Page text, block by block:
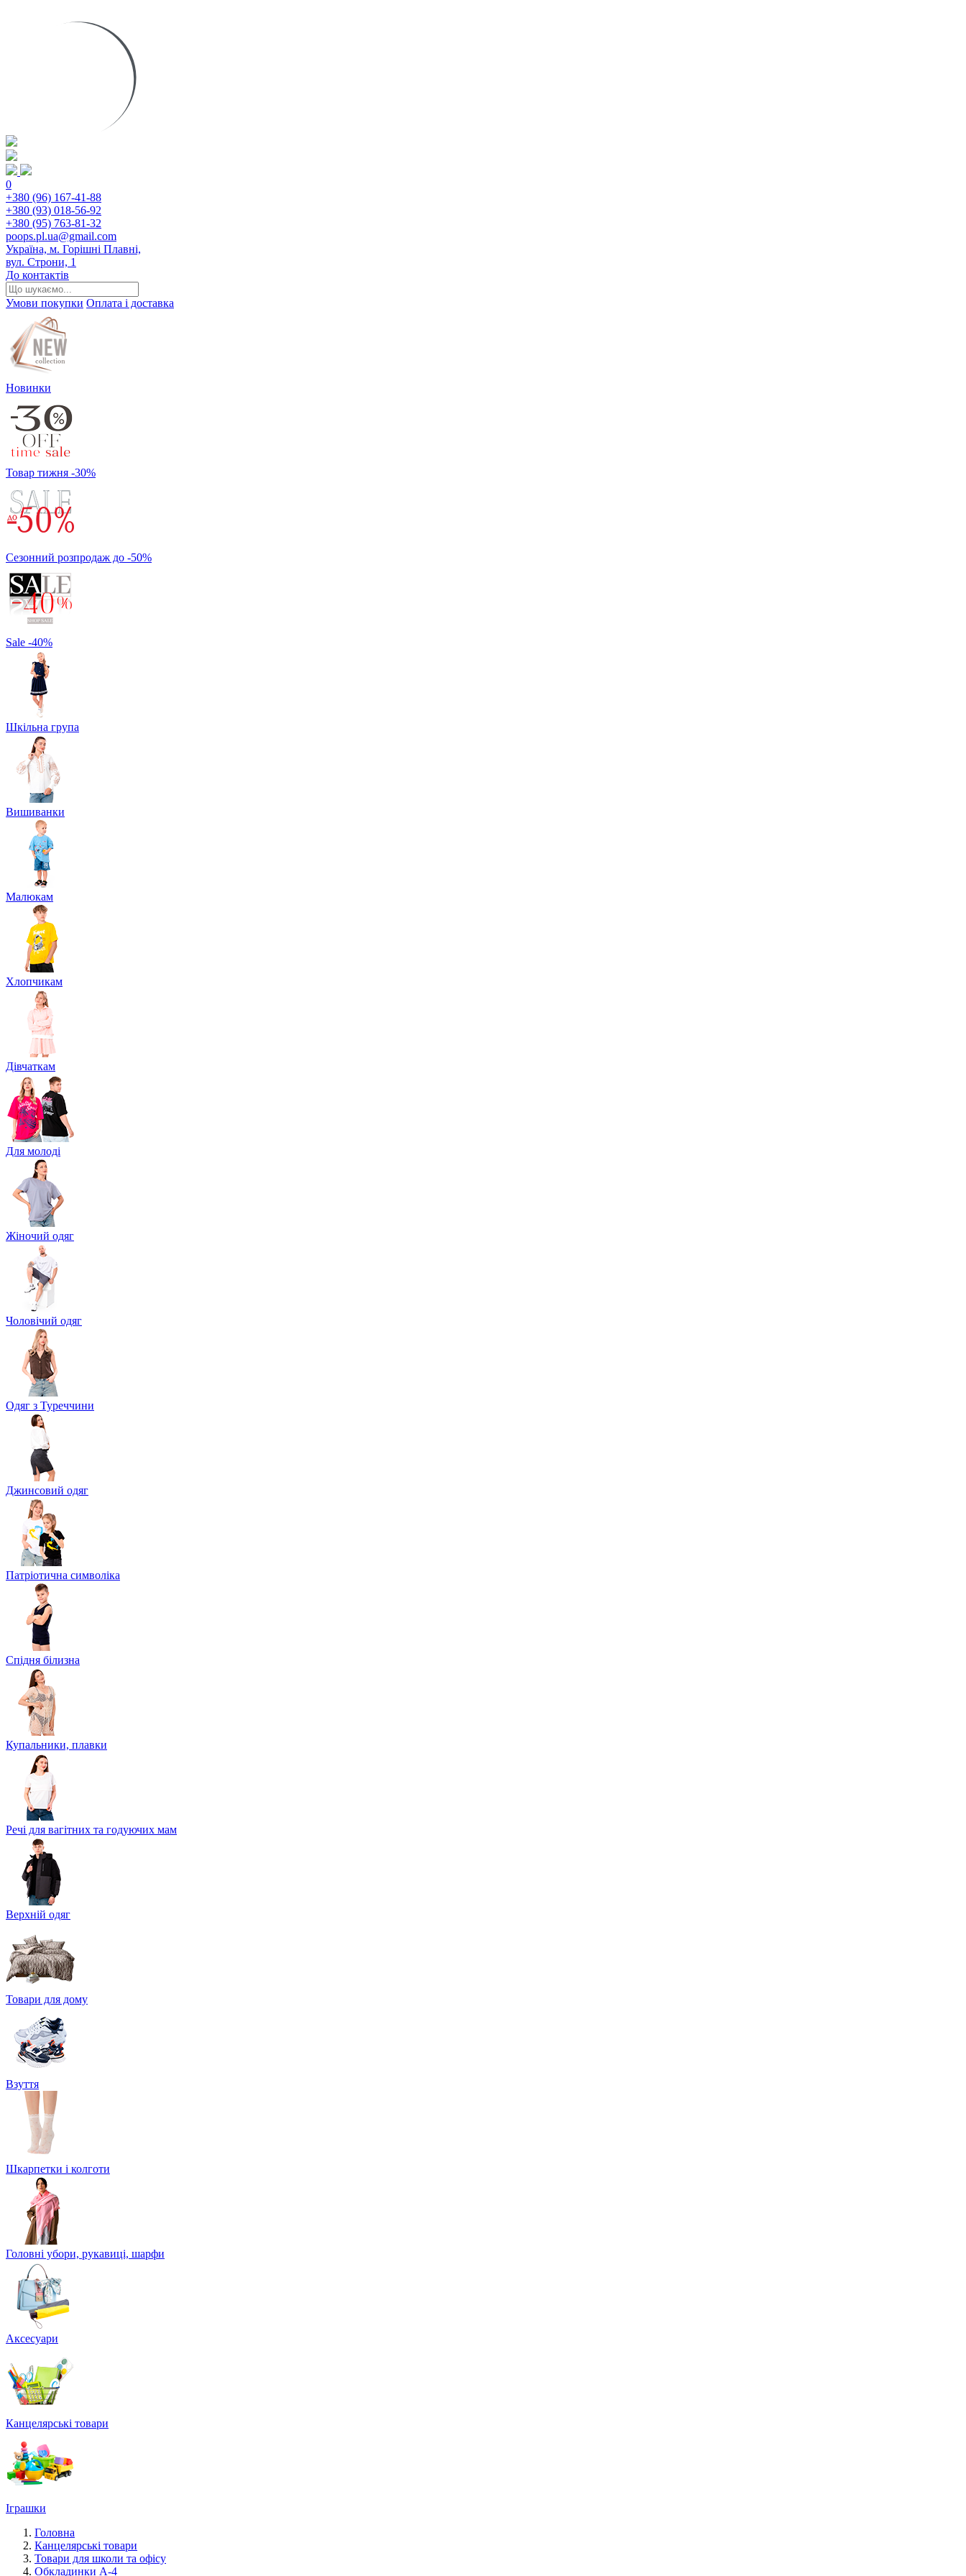
0
+380 (96) 167-41-88
+380 (93) 018-56-92
+380 (95) 763-81-32
poops.pl.ua@gmail.com
Україна, м. Горішні Плавні,
вул. Строни, 1
До контактів
Умови покупки Оплата і доставка
Новинки
Товар тижня -30%
Сезонний розпродаж до -50%
Sale -40%
Шкільна група
Вишиванки
Малюкам
Хлопчикам
Дівчаткам
Для молоді
Жіночий одяг
Чоловічий одяг
Одяг з Туреччини
Джинсовий одяг
Патріотична символіка
Спідня білизна
Купальники, плавки
Речі для вагітних та годуючих мам
Верхній одяг
Товари для дому
Взуття
Шкарпетки і колготи
Головні убори, рукавиці, шарфи
Аксесуари
Канцелярські товари
Іграшки
Головна
Канцелярські товари
Товари для школи та офісу
Обкладинки А-4